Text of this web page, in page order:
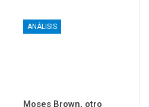
ANÁLISIS
Moses Brown, otro